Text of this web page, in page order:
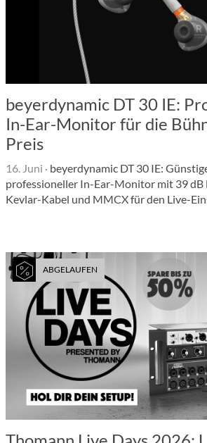
beyerdynamic DT 30 IE:
In-Ear-Monitor für die
Preis
16. Juni · beyerdynamic DT 30 IE:
professioneller In-Ear-Monitor mit 39 dB
Kevlar-Kabel und MMCX für den Live-
ABGELAUFEN